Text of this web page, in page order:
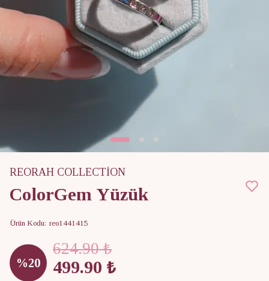
REORAH COLLECTİON
ColorGem Yüzük
Ürün Kodu: reo1441415
%20
624.90 ₺
499.90 ₺